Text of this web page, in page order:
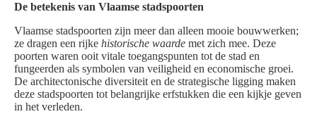
De betekenis van Vlaamse stadspoorten
Vlaamse stadspoorten zijn meer dan alleen mooie bouwwerken;
ze dragen een rijke historische waarde met zich mee. Deze
poorten waren ooit vitale toegangspunten tot de stad en
fungeerden als symbolen van veiligheid en economische groei.
De architectonische diversiteit en de strategische ligging maken
deze stadspoorten tot belangrijke erfstukken die een kijkje geven
in het verleden.